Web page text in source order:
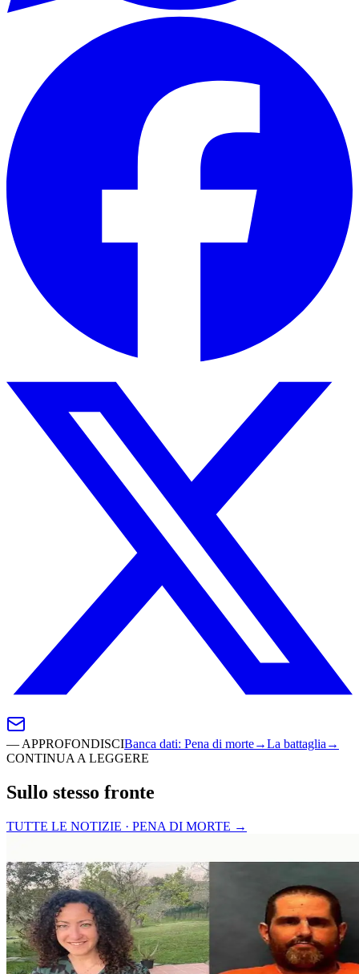
— APPROFONDISCIBanca dati: Pena di morte→La battaglia →
CONTINUA A LEGGERE
Sullo stesso fronte
TUTTE LE NOTIZIE · PENA DI MORTE →